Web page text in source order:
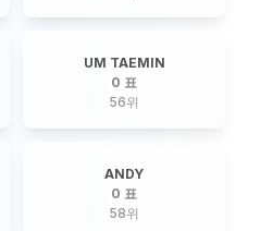
UM TAEMIN
0 표
56위
ANDY
0 표
58위